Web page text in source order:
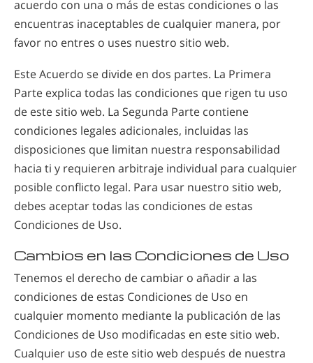
acuerdo con una o más de estas condiciones o las
encuentras inaceptables de cualquier manera, por
favor no entres o uses nuestro sitio web.
Este Acuerdo se divide en dos partes. La Primera
Parte explica todas las condiciones que rigen tu uso
de este sitio web. La Segunda Parte contiene
condiciones legales adicionales, incluidas las
disposiciones que limitan nuestra responsabilidad
hacia ti y requieren arbitraje individual para cualquier
posible conflicto legal. Para usar nuestro sitio web,
debes aceptar todas las condiciones de estas
Condiciones de Uso.
Cambios en las Condiciones de Uso
Tenemos el derecho de cambiar o añadir a las
condiciones de estas Condiciones de Uso en
cualquier momento mediante la publicación de las
Condiciones de Uso modificadas en este sitio web.
Cualquier uso de este sitio web después de nuestra